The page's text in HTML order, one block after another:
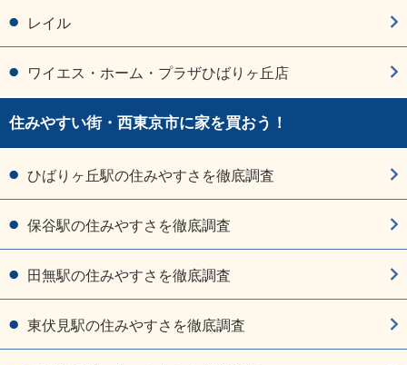
レイル
ワイエス・ホーム・プラザひばりヶ丘店
住みやすい街・西東京市に家を買おう！
ひばりヶ丘駅の住みやすさを徹底調査
保谷駅の住みやすさを徹底調査
田無駅の住みやすさを徹底調査
東伏見駅の住みやすさを徹底調査